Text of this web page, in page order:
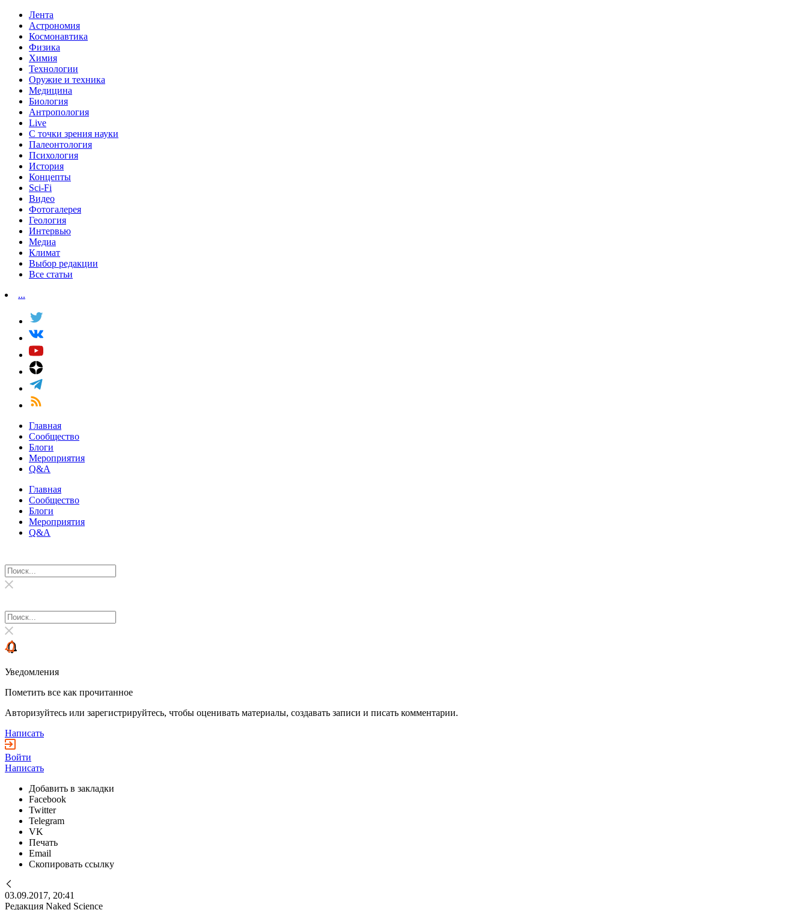
Лента
Астрономия
Космонавтика
Физика
Химия
Технологии
Оружие и техника
Медицина
Биология
Антропология
Live
С точки зрения науки
Палеонтология
Психология
История
Концепты
Sci-Fi
Видео
Фотогалерея
Геология
Интервью
Медиа
Климат
Выбор редакции
Все статьи
...
Главная
Сообщество
Блоги
Мероприятия
Q&A
Главная
Сообщество
Блоги
Мероприятия
Q&A
Уведомления
Пометить все как прочитанное
Авторизуйтесь или зарегистрируйтесь, чтобы оценивать материалы, создавать записи и писать комментарии.
Написать
Войти
Написать
Добавить в закладки
Facebook
Twitter
Telegram
VK
Печать
Email
Скопировать ссылку
03.09.2017, 20:41
Редакция Naked Science